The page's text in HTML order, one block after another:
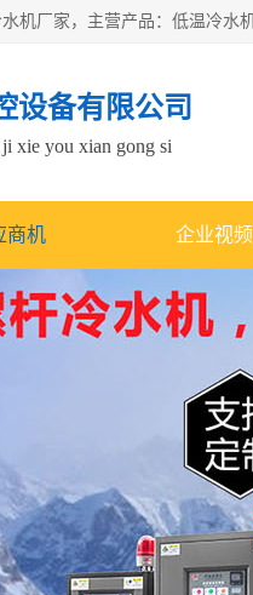
设备有限公司
xie you xian gong si
商机 企业视频